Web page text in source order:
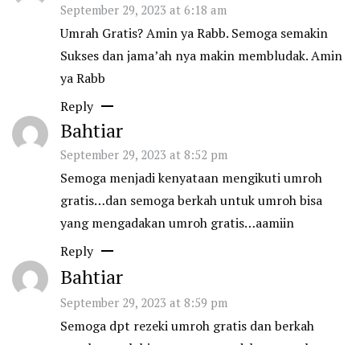
September 29, 2023 at 6:18 am
Umrah Gratis? Amin ya Rabb. Semoga semakin
Sukses dan jama’ah nya makin membludak. Amin
ya Rabb
Reply
Bahtiar
September 29, 2023 at 8:52 pm
Semoga menjadi kenyataan mengikuti umroh
gratis…dan semoga berkah untuk umroh bisa
yang mengadakan umroh gratis…aamiin
Reply
Bahtiar
September 29, 2023 at 8:59 pm
Semoga dpt rezeki umroh gratis dan berkah